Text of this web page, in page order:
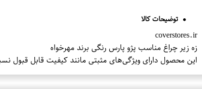
توضیحات کالا
coverstores.ir
زه زیر چراغ مناسب پژو پارس رنگی برند مهرخواه
این محصول دارای ویژگی‌های مثبتی مانند کیفیت قابل